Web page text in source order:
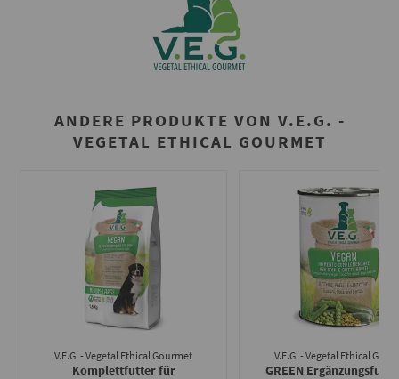
ANDERE PRODUKTE VON V.E.G. -
VEGETAL ETHICAL GOURMET
V.E.G. - Vegetal Ethical Gourmet
Komplettfutter für
V.E.G. - Vegetal Ethical
GREEN